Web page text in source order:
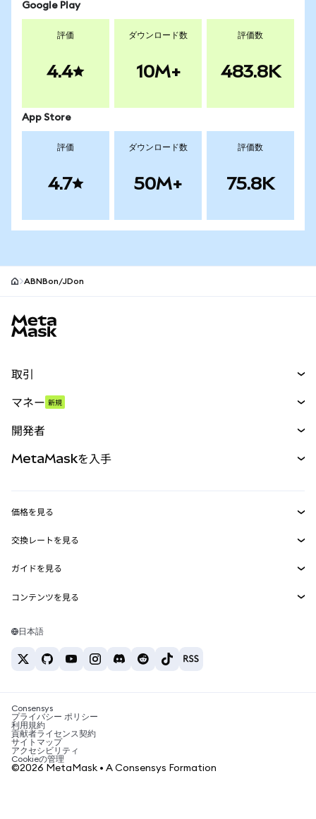
Google Play
評価
4.4
ダウンロード数
10M+
評価数
483.8K
App Store
評価
4.7
ダウンロード数
50M+
評価数
75.8K
ABNBon/JDon
取引
パーペチュアル
RWA
マネー 新規
開発者
MetaMask Connect
Snaps
Web3サービス
MetaMaskを入手
セキュリティ
サポート
キャリア
お問い合わせ
価格を見る
イーサリアムの価格
Solanaの価格
Tetherの価格
交換レートを見る
ETH→USD
USDT→INR
BTC→INR
ETH→USDT
ガイドを見る
ETHの購入
USDTの購入
SHIBの購入
BNBの購入
コンテンツを見る
Solanaウォレット
税制関連ニュース
暗号資産の購入方法は？
ビットコインを売るには？
日本語
Consensys
プライバシー ポリシー
利用規約
貢献者ライセンス契約
サイトマップ
アクセシビリティ
Cookieの管理
©2026 MetaMask • A Consensys Formation